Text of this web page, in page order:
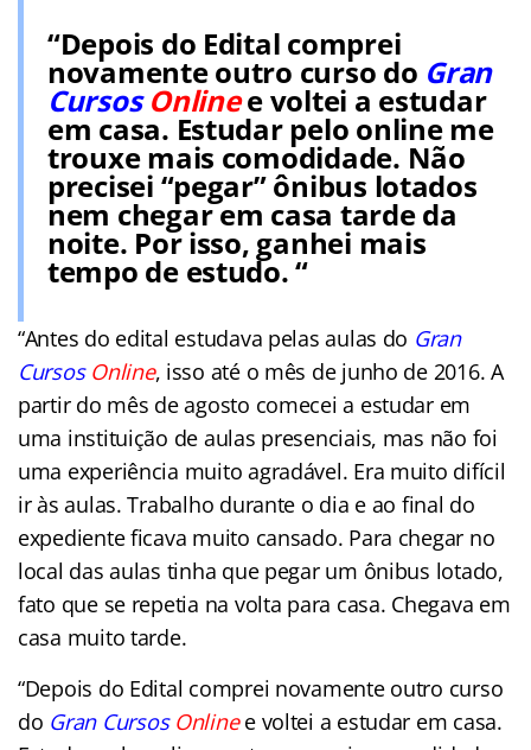
“Depois do Edital comprei
novamente outro curso do Gran
Cursos Onlinee voltei a estudar
em casa. Estudar pelo online me
trouxe mais comodidade. Não
precisei “pegar” ônibus lotados
nem chegar em casa tarde da
noite. Por isso, ganhei mais
tempo de estudo. “
“Antes do edital estudava pelas aulas do Gran
Cursos Online, isso até o mês de junho de 2016. A
partir do mês de agosto comecei a estudar em
uma instituição de aulas presenciais, mas não foi
uma experiência muito agradável. Era muito difícil
ir às aulas. Trabalho durante o dia e ao final do
expediente ficava muito cansado. Para chegar no
local das aulas tinha que pegar um ônibus lotado,
fato que se repetia na volta para casa. Chegava em
casa muito tarde.
“Depois do Edital comprei novamente outro curso
do Gran Cursos Onlinee voltei a estudar em casa.